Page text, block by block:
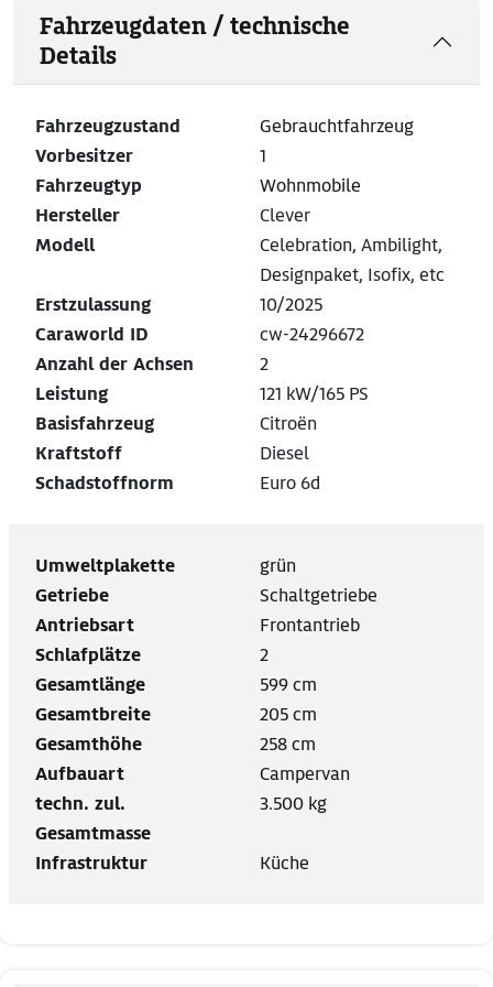
Fahrzeugdaten / technische
Details
Fahrzeugzustand
Gebrauchtfahrzeug
Vorbesitzer
1
Fahrzeugtyp
Wohnmobile
Hersteller
Clever
Modell
Celebration, Ambilight,
Designpaket, Isofix, etc
Erstzulassung
10/2025
Caraworld ID
cw-24296672
Anzahl der Achsen
2
Leistung
121 kW/165 PS
Basisfahrzeug
Citroën
Kraftstoff
Diesel
Schadstoffnorm
Euro 6d
Umweltplakette
grün
Getriebe
Schaltgetriebe
Antriebsart
Frontantrieb
Schlafplätze
2
Gesamtlänge
599 cm
Gesamtbreite
205 cm
Gesamthöhe
258 cm
Aufbauart
Campervan
techn. zul.
Gesamtmasse
3.500 kg
Infrastruktur Küche